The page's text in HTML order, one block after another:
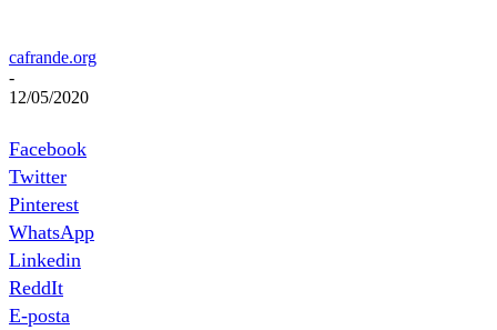
cafrande.org
-
12/05/2020
Facebook
Twitter
Pinterest
WhatsApp
Linkedin
ReddIt
E-posta